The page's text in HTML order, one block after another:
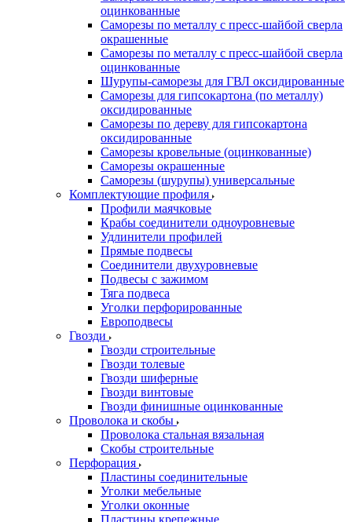
оцинкованные
Саморезы по металлу с пресс-шайбой сверла
окрашенные
Саморезы по металлу с пресс-шайбой сверла
оцинкованные
Шурупы-саморезы для ГВЛ оксидированные
Саморезы для гипсокартона (по металлу)
оксидированные
Саморезы по дереву для гипсокартона
оксидированные
Саморезы кровельные (оцинкованные)
Саморезы окрашенные
Саморезы (шурупы) универсальные
Комплектующие профиля
Профили маячковые
Крабы соединители одноуровневые
Удлинители профилей
Прямые подвесы
Соединители двухуровневые
Подвесы с зажимом
Тяга подвеса
Уголки перфорированные
Европодвесы
Гвозди
Гвозди строительные
Гвозди толевые
Гвозди шиферные
Гвозди винтовые
Гвозди финишные оцинкованные
Проволока и скобы
Проволока стальная вязальная
Скобы строительные
Перфорация
Пластины соединительные
Уголки мебельные
Уголки оконные
Пластины крепежные